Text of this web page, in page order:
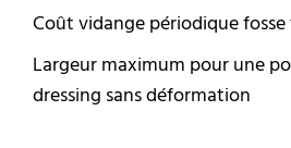
Coût vidange périodique
Largeur maximum pour une
dressing sans déformation